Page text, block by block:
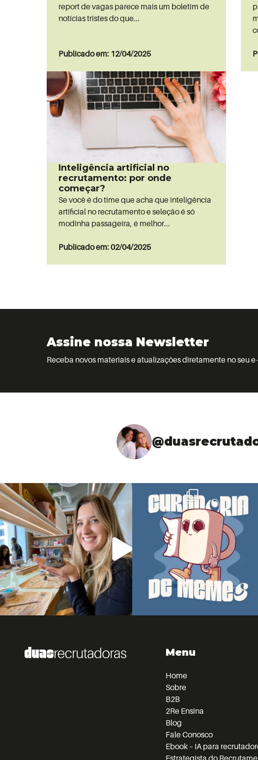
report de vagas parece mais um boletim de
notícias tristes do que...
Publicado em: 12/04/2025
Inteligência artificial no
recrutamento: por onde
começar?
Se você é do time que acha que inteligência
artificial no recrutamento e seleção é só
modinha passageira, é melhor...
Publicado em: 02/04/2025
Assine nossa Newsletter
Receba novos materiais e atualizações diretamente no seu
Menu
Home
Sobre
B2B
2Re Ensina
Blog
Fale Conosco
Ebook – IA para
Estrategista do